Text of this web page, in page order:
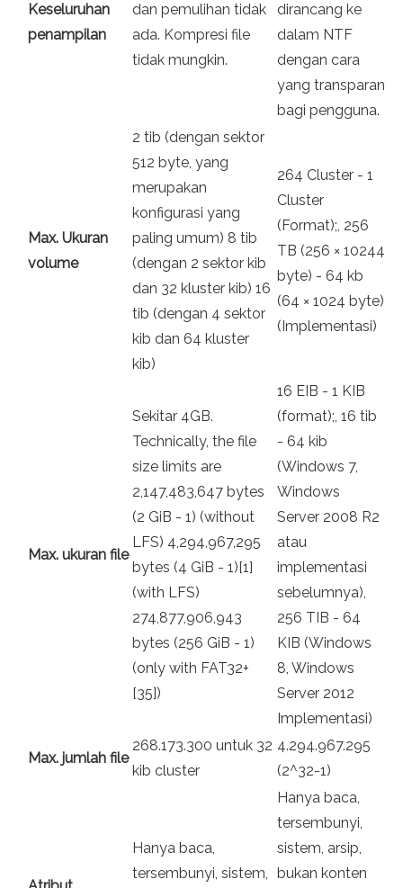
Keseluruhan
penampilan
dan pemulihan tidak
ada. Kompresi file
tidak mungkin.
dirancang ke
dalam NTF
dengan cara
yang transparan
bagi pengguna.
Max. Ukuran
volume
2 tib (dengan sektor
512 byte, yang
merupakan
konfigurasi yang
paling umum) 8 tib
(dengan 2 sektor kib
dan 32 kluster kib) 16
tib (dengan 4 sektor
kib dan 64 kluster
kib)
264 Cluster - 1
Cluster
(Format);, 256
TB (256 × 10244
byte) - 64 kb
(64 × 1024 byte)
(Implementasi)
Max. ukuran file
Sekitar 4GB.
Technically, the file
size limits are
2,147,483,647 bytes
(2 GiB - 1) (without
LFS) 4,294,967,295
bytes (4 GiB - 1)[1]
(with LFS)
274,877,906,943
bytes (256 GiB - 1)
(only with FAT32+
[35])
16 EIB - 1 KIB
(format);, 16 tib
- 64 kib
(Windows 7,
Windows
Server 2008 R2
atau
implementasi
sebelumnya),
256 TIB - 64
KIB (Windows
8, Windows
Server 2012
Implementasi)
Max. jumlah file
268.173.300 untuk 32
kib cluster
4.294.967.295
(2^32-1)
Hanya baca,
tersembunyi, sistem,
Hanya baca,
tersembunyi,
sistem, arsip,
bukan konten